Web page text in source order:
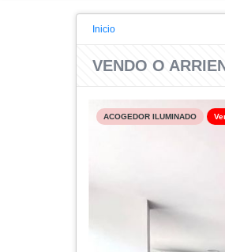
Inicio
VENDO O
ACOGEDOR ILUMINADO